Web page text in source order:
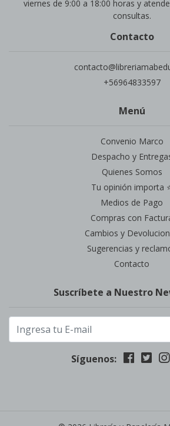
viernes de 9:00 a 18:00 horas y
consultas.
Contacto
+56964833597
Menú
Convenio Marco
Despacho y
Quienes Somos
Tu opinión importa
Medios de Pago
Compras con
Cambios y
Sugerencias y
Contacto
Suscríbete a Nuestro
Síguenos: